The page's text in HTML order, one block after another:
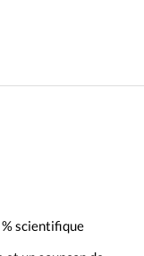
scientifique